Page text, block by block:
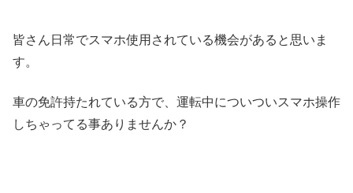
皆さん日常でスマホ使用されている機会があると思いま
す。
車の免許持たれている方で、運転中についついスマホ操作
しちゃってる事ありませんか？